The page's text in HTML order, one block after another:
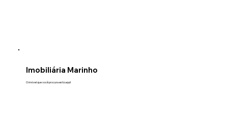
Imobiliária Marinho
O imóvel que você procura está aqui!